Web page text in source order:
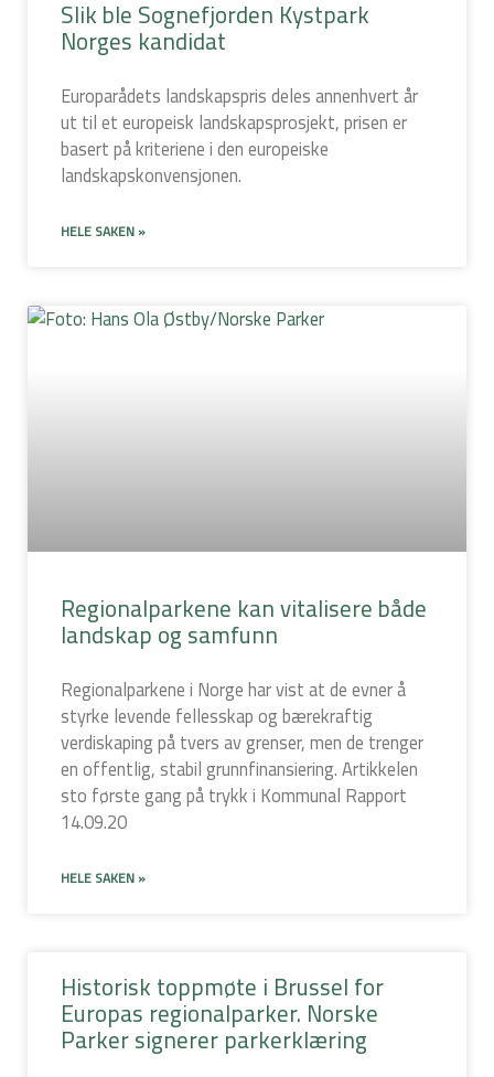
Slik ble Sognefjorden Kystpark
Norges kandidat
Europarådets landskapspris deles annenhvert år
ut til et europeisk landskapsprosjekt, prisen er
basert på kriteriene i den europeiske
landskapskonvensjonen.
HELE SAKEN »
Regionalparkene kan vitalisere både
landskap og samfunn
Regionalparkene i Norge har vist at de evner å
styrke levende fellesskap og bærekraftig
verdiskaping på tvers av grenser, men de trenger
en offentlig, stabil grunnfinansiering. Artikkelen
sto første gang på trykk i Kommunal Rapport
14.09.20
HELE SAKEN »
Historisk toppmøte i Brussel for
Europas regionalparker. Norske
Parker signerer parkerklæring